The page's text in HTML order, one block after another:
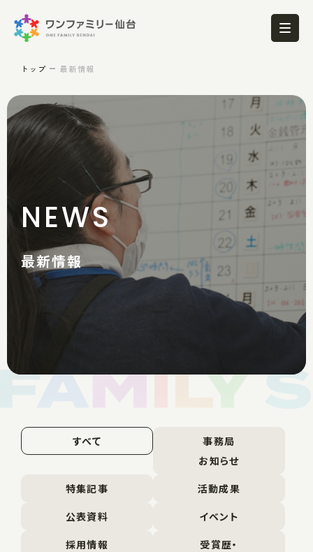
トップ 最新情報
NEWS
最新情報
すべて
事務局
お知らせ
特集記事
活動成果
公表資料
イベント
採用情報
受賞歴・